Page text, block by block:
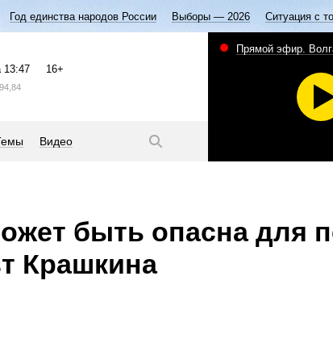
Год единства народов России Выборы — 2026 Ситуация с
13:47 16+
94,84
Видео
Прямой эфир.
быть опасна для
Крашкина